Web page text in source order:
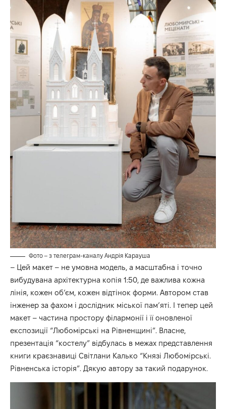
Фото – з телеграм-каналу Андрія Карауша
– Цей макет – не умовна модель, а масштабна і точно
вибудувана архітектурна копія 1:50, де важлива кожна
лінія, кожен об’єм, кожен відтінок форми. Автором став
інженер за фахом і дослідник міської пам’яті. І тепер цей
макет – частина простору філармонії і її оновленої
експозиції “Любомірські на Рівненщині”. Власне,
презентація “костелу” відбулась в межах представлення
книги краєзнавиці Світлани Калько “Князі Любомірські.
Рівненська історія”. Дякую автору за такий подарунок.